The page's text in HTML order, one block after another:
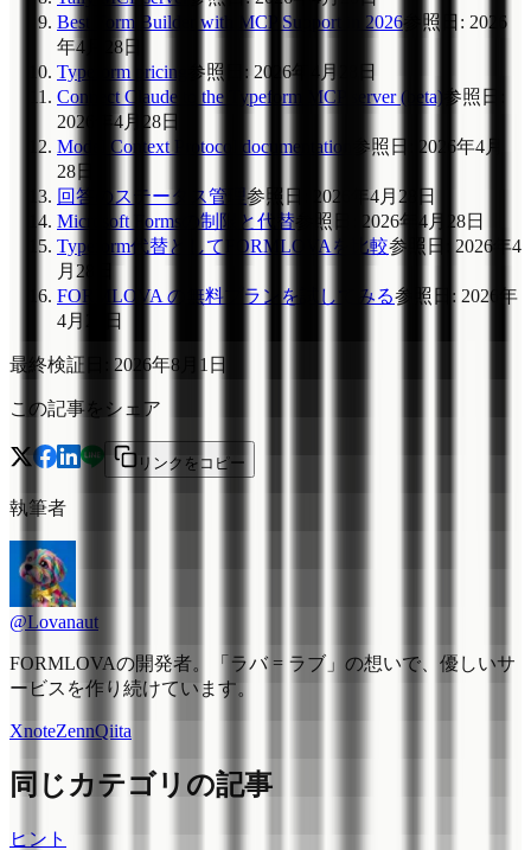
Best Form Builder with MCP Support in 2026 参照日 : 2026
年4月28日
Typeform pricing
参照日 : 2026年4月28日
Connect Claude to the Typeform MCP server (beta) 参照日
2026年4月28日
Model Context Protocol documentation
参照日
2026年4月
28日
回答のステータス管理 参照日
2026年4月28日
Microsoft Formsの制限と代替 参照日
2026年4月28日
Typeform代替としてFORMLOVAを比較参照日
2026年4
月28日
FORMLOVA の無料プランを試してみる参照日 : 2026年
4月28日
最終検証日 2026年8月1日
この記事をシェア
リンクをコピー
執筆者
@Lovanaut
FORMLOVAの開発者。「ラバ = ラブ」の想いで、優しいサ
ービスを作り続けています。
XnoteZennQiita
同じカテゴリの記事
ヒント